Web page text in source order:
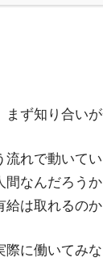
ず知り合い
流れで動いて
間なんだろ
は取れるの
に働いてみな